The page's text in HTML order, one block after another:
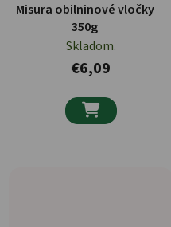
Misura obilninové vločky
350g
Skladom.
€6,09
